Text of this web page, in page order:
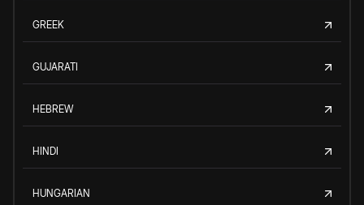
GREEK
GUJARATI
HEBREW
HINDI
HUNGARIAN